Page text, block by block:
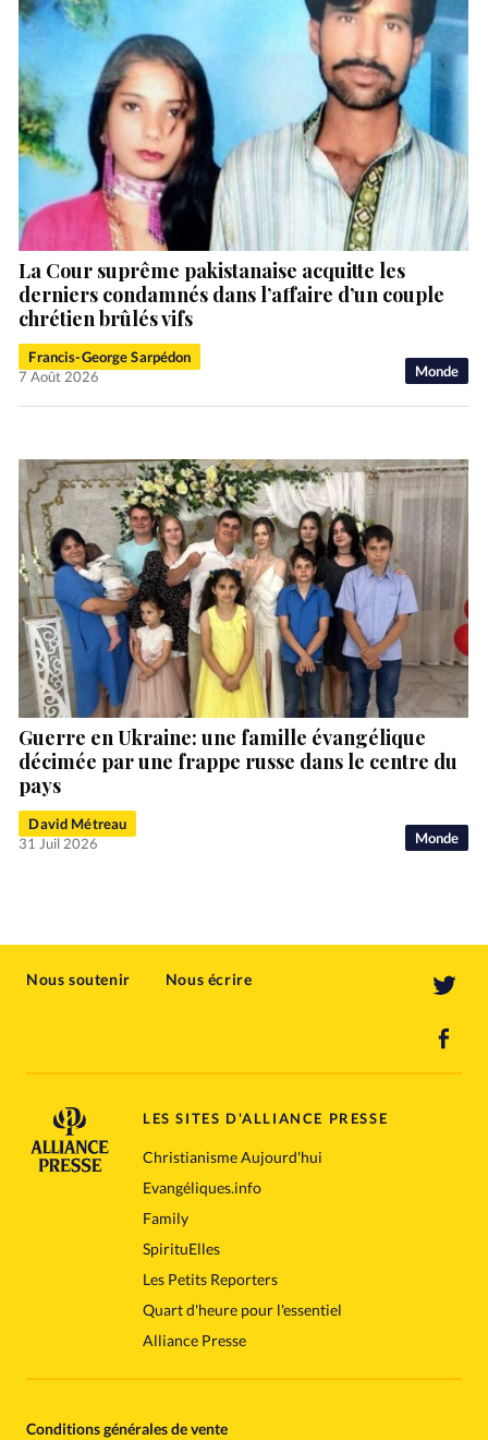
Monde
La Cour suprême pakistanaise acquitte les
derniers condamnés dans l’affaire d’un couple
chrétien brûlés vifs
Francis-George Sarpédon
7 Août 2026
Monde
Guerre en Ukraine: une famille évangélique
décimée par une frappe russe dans le centre du
pays
David Métreau
31 Juil 2026
Nous soutenir Nous écrire
LES SITES D'ALLIANCE PRESSE
Christianisme Aujourd'hui
Evangéliques.info
Family
SpirituElles
Les Petits Reporters
Quart d'heure pour l'essentiel
Alliance Presse
Conditions générales de vente